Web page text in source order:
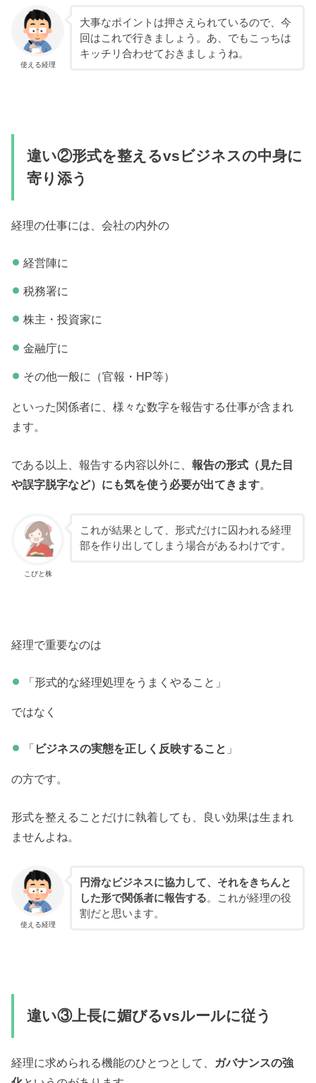
使える経理
大事なポイントは押さえられているので、今
回はこれで行きましょう。あ、でもこっちは
キッチリ合わせておきましょうね。
違い②形式を整えるvsビジネスの中身に
寄り添う
経理の仕事には、会社の内外の
経営陣に
税務署に
株主・投資家に
金融庁に
その他一般に（官報・HP等）
といった関係者に、様々な数字を報告する仕事が含まれ
ます。
である以上、報告する内容以外に、報告の形式（見た目
や誤字脱字など）にも気を使う必要が出てきます。
こびと株
これが結果として、形式だけに囚われる経理
部を作り出してしまう場合があるわけです。
経理で重要なのは
「形式的な経理処理をうまくやること」
ではなく
「 ビジネスの実態を正しく反映すること 」
の方です。
形式を整えることだけに執着しても、良い効果は生まれ
ませんよね。
使える経理
円滑なビジネスに協力して、それをきちんと
した形で関係者に報告する。これが経理の役
割だと思います。
違い③上長に媚びるvsルールに従う
経理に求められる機能のひとつとして、 ガバナンスの強